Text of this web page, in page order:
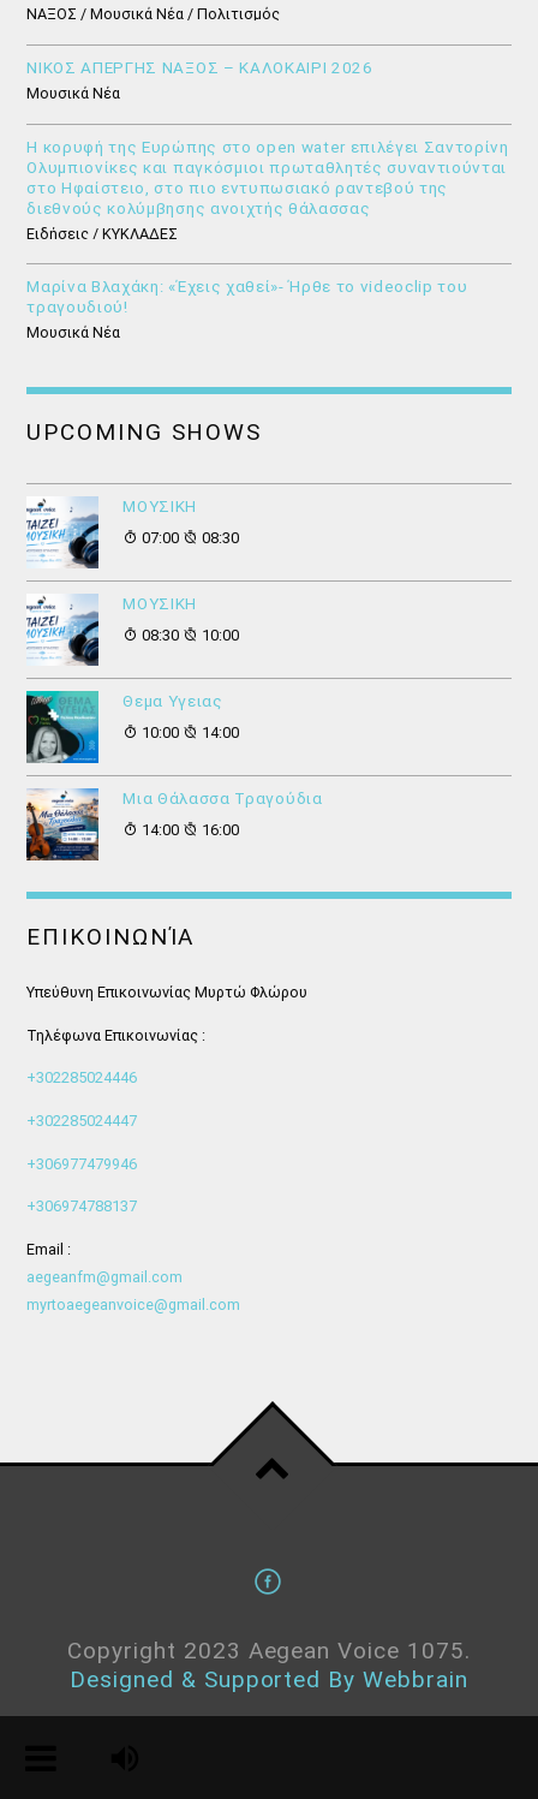
ΝΑΞΟΣ / Μουσικά Νέα / Πολιτισμός
ΝΙΚΟΣ ΑΠΕΡΓΗΣ ΝΑΞΟΣ – ΚΑΛΟΚΑΙΡΙ 2026
Μουσικά Νέα
Η κορυφή της Ευρώπης στο open water επιλέγει Σαντορίνη
Ολυμπιονίκες και παγκόσμιοι πρωταθλητές συναντιούνται
στο Ηφαίστειο, στο πιο εντυπωσιακό ραντεβού της
διεθνούς κολύμβησης ανοιχτής θάλασσας
Ειδήσεις / ΚΥΚΛΑΔΕΣ
Μαρίνα Βλαχάκη: «Έχεις χαθεί»- Ήρθε το videoclip του
τραγουδιού!
Μουσικά Νέα
UPCOMING SHOWS
ΜΟΥΣΙΚΗ
07:00
08:30
ΜΟΥΣΙΚΗ
08:30
10:00
Θεμα Υγειας
10:00
14:00
Μια Θάλασσα Τραγούδια
14:00
16:00
ΕΠΙΚΟΙΝΩΝΊΑ
Υπεύθυνη Επικοινωνίας Μυρτώ Φλώρου
Τηλέφωνα Επικοινωνίας :
+302285024446
+302285024447
+306977479946
+306974788137
Email :
aegeanfm@gmail.com
myrtoaegeanvoice@gmail.com
Copyright 2023 Aegean Voice 1075.
Designed & Supported By Webbrain